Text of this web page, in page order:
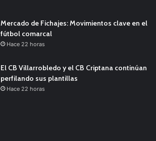
Mercado de Fichajes: Movimientos clave en el
fútbol comarcal
Hace 22 horas
El CB Villarrobledo y el CB Criptana continúan
perfilando sus plantillas
Hace 22 horas